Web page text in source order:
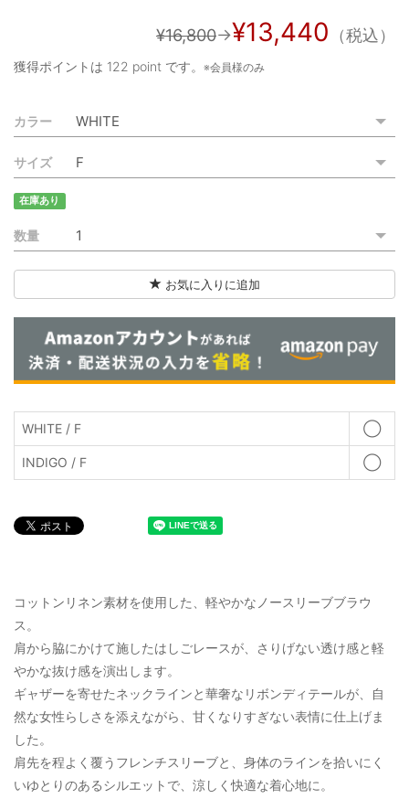
ご利用規約
¥16,800→¥13,440 （税込）
獲得ポイントは 122 point です。 ※会員様のみ
カラー
サイズ
在庫あり
数量
お気に入りに追加
WHITE / F ◯
INDIGO / F ◯
コットンリネン素材を使用した、軽やかなノースリーブブラウ
ス。
肩から脇にかけて施したはしごレースが、さりげない透け感と軽
やかな抜け感を演出します。
ギャザーを寄せたネックラインと華奢なリボンディテールが、自
然な女性らしさを添えながら、甘くなりすぎない表情に仕上げま
した。
肩先を程よく覆うフレンチスリーブと、身体のラインを拾いにく
いゆとりのあるシルエットで、涼しく快適な着心地に。